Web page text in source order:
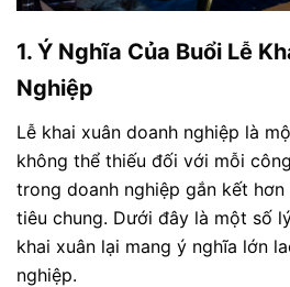
1. Ý Nghĩa Của Buổi Lễ
Nghiệp
Lễ khai xuân doanh nghiệp là
không thể thiếu đối với mỗi
trong doanh nghiệp gắn kết
tiêu chung. Dưới đây là một số
khai xuân lại mang ý nghĩa lớn
nghiệp.